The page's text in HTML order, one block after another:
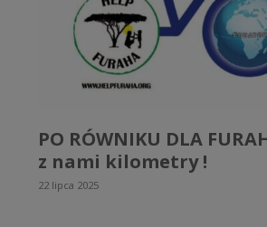
PO RÓWNIKU DLA
z nami kilometry !
22 lipca 2025